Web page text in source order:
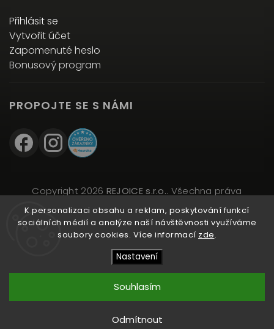
K personalizaci obsahu a reklam, poskytování funkcí
sociálních médií a analýze naší návštěvnosti využíváme
soubory cookies. Více informací zde.
Nastavení
Odmítnout
Souhlasím
Přidat do košíku
Přihlásit se
Vytvořit účet
Zapomenuté heslo
Bonusový program
PROPOJTE SE S NÁMI
Copyright 2026 REJOICE s.r.o.. Všechna práva
vyhrazena.
Upravit nastavení cookies
VytvořilShoptet| DesignShoptak.cz